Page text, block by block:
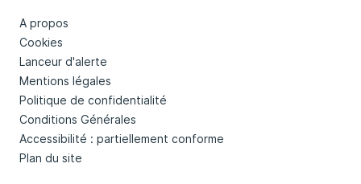
A propos
Cookies
Lanceur d'alerte
Mentions légales
Politique de confidentialité
Conditions Générales
Accessibilité : partiellement conforme
Plan du site